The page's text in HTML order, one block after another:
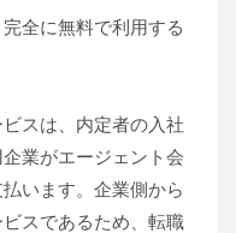
全に無料で利用する
スは、内定者の入社
業がエージェント会
います。企業側から
スであるため、転職